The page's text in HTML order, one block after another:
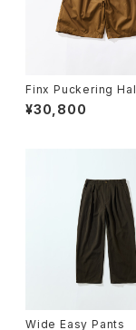
Finx Puckering
¥30,800
Wide Easy Pants